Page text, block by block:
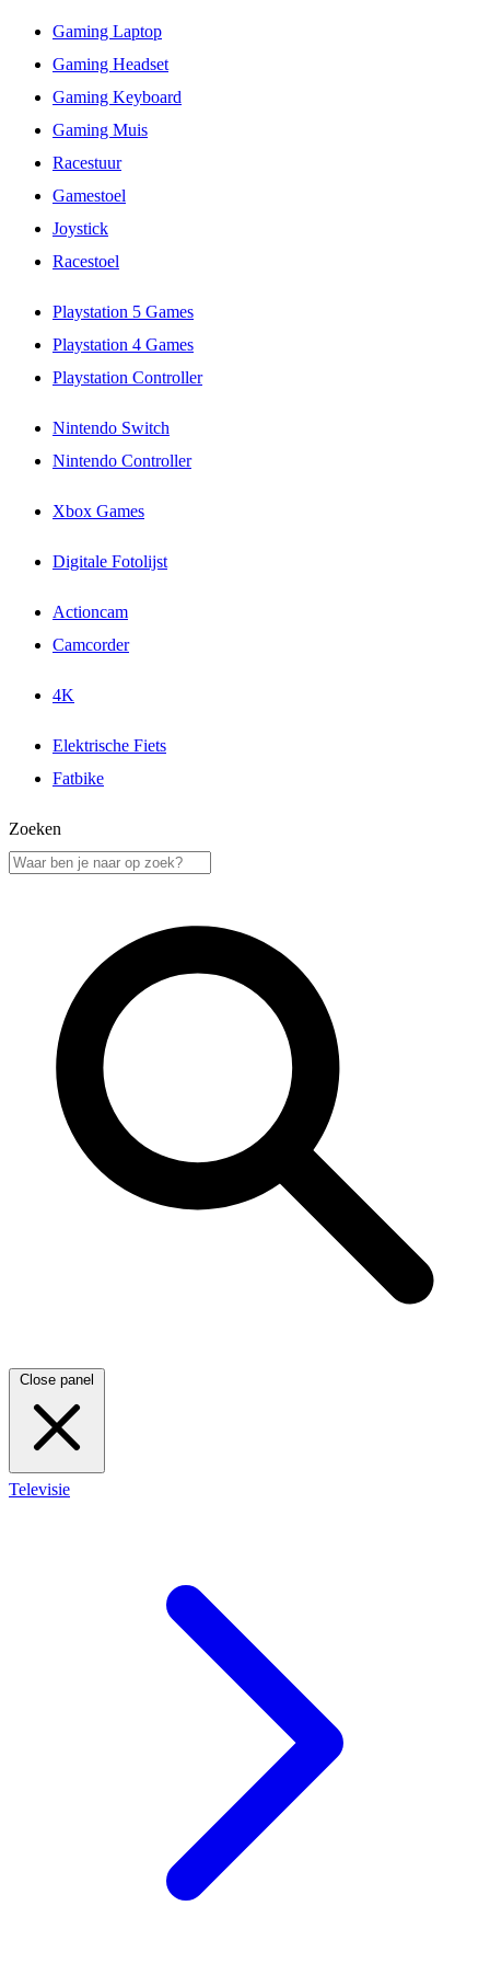
Gaming Laptop
Gaming Headset
Gaming Keyboard
Gaming Muis
Racestuur
Gamestoel
Joystick
Racestoel
Playstation 5 Games
Playstation 4 Games
Playstation Controller
Nintendo Switch
Nintendo Controller
Xbox Games
Digitale Fotolijst
Actioncam
Camcorder
4K
Elektrische Fiets
Fatbike
Zoeken
Close panel
Televisie